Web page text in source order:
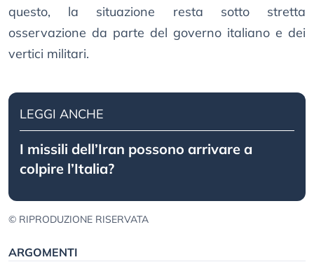
questo, la situazione resta sotto stretta
osservazione da parte del governo italiano e dei
vertici militari.
LEGGI ANCHE
I missili dell’Iran possono arrivare a
colpire l’Italia?
© RIPRODUZIONE RISERVATA
ARGOMENTI